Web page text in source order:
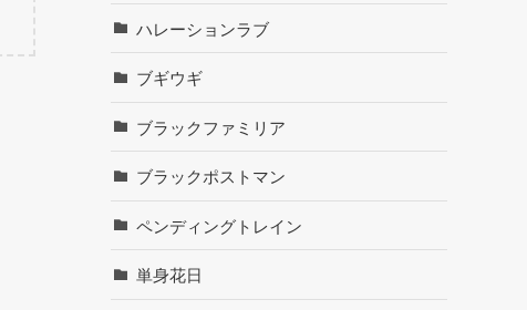
ハレーションラブ
ブギウギ
ブラックファミリア
ブラックポストマン
ペンディングトレイン
単身花日